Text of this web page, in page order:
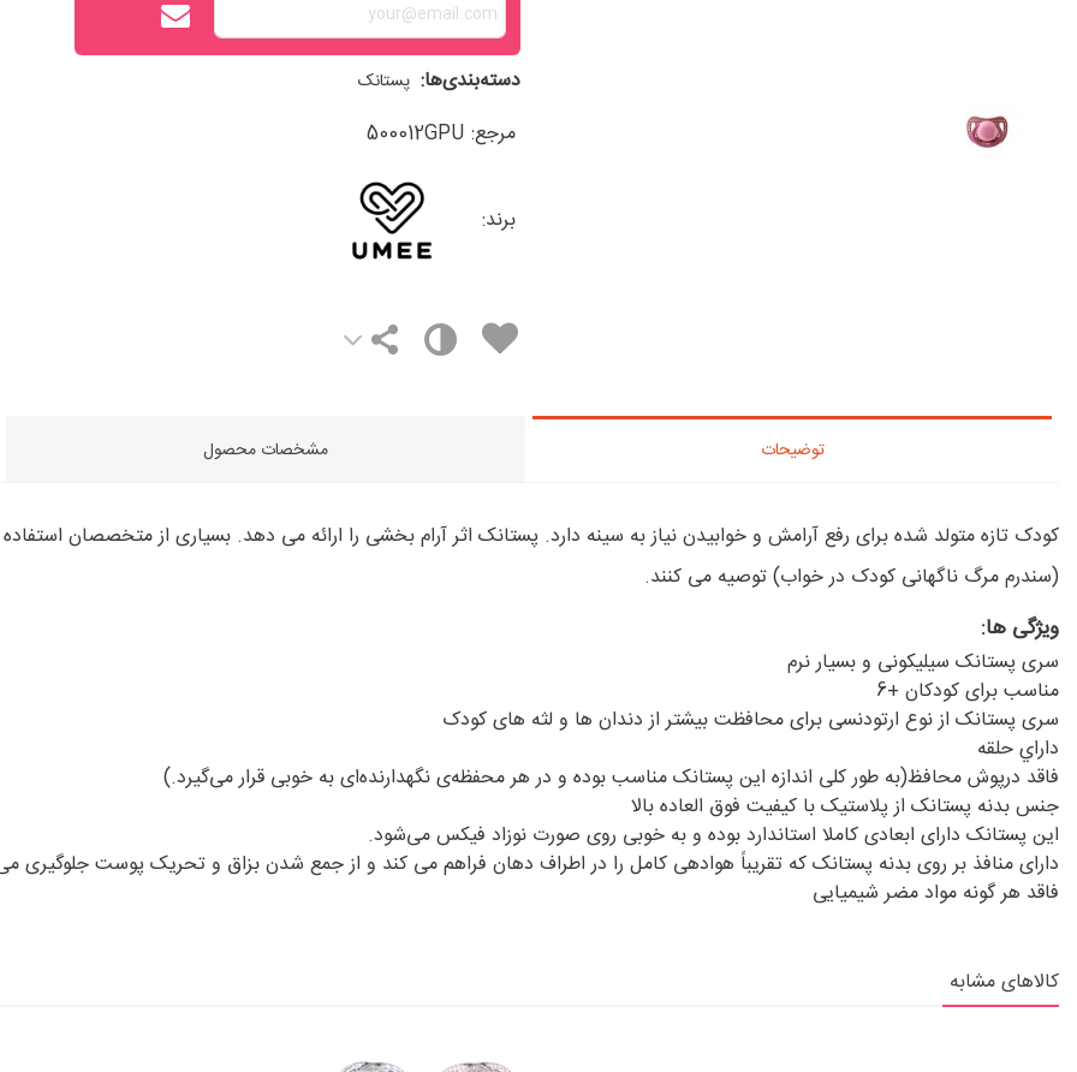
دسته‌بندی‌ها: پستانک
مرجع: 500012GPU
برند:
توضیحات مشخصات محصول
(سندرم مرگ ناگهانی کودک در خواب) توصیه می کنند.
ویژگی ها:
سری پستانک سیلیکونی و بسیار نرم
مناسب برای کودکان +6
سری پستانک از نوع ارتودنسی برای محافظت بیشتر از دندان ها و لثه های کودک
داراي حلقه
فاقد درپوش محافظ(به طور کلی اندازه این پستانک مناسب بوده و در هر محفظه‌ی نگهدارنده‌ای به خوبی قرار می‌گیرد.)
جنس بدنه پستانک از پلاستیک با کیفیت فوق العاده بالا
این پستانک دارای ابعادی کاملا استاندارد بوده و به خوبی روی صورت نوزاد فیکس می‌شود.
دارای منافذ بر روی بدنه پستانک که تقریباً هوادهی کامل را در اطراف دهان فراهم می کند و از جمع شدن بزاق و تحریک پوست جلوگیری
فاقد هر گونه مواد مضر شیمیایی
کالاهای مشابه